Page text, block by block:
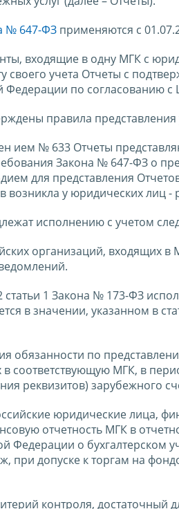
№ 647-ФЗ применяются с
входящие в одну МГК с
своего учета Отчеты с
Федерации по согласованию
правила
ием № 633 Отчеты
Закона № 647-ФЗ о
для представления
возникла у юридических лиц -
исполнению с учетом
организаций, входящих
статьи 1 Закона № 173-ФЗ
в значении, указанном в
обязанности по
соответствующую МГК, в
реквизитов) зарубежного
юридические лица,
отчетность МГК в
Федерации о
при допуске к торгам на
контроля, достаточный